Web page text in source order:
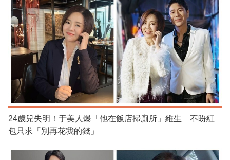
24歲兒失明！于美人爆「他在飯店掃廁所」維生 不盼紅
包只求「別再花我的錢」